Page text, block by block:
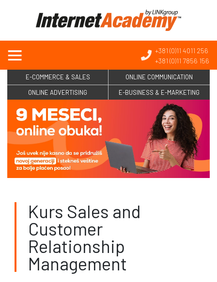
+381 (0)11 4011 256
+381 (0)11 7856 156
E-COMMERCE & SALES
ONLINE COMMUNICATION
ONLINE ADVERTISING
E-BUSINESS & E-MARKETING
Kurs Sales and
Customer
Relationship
Management